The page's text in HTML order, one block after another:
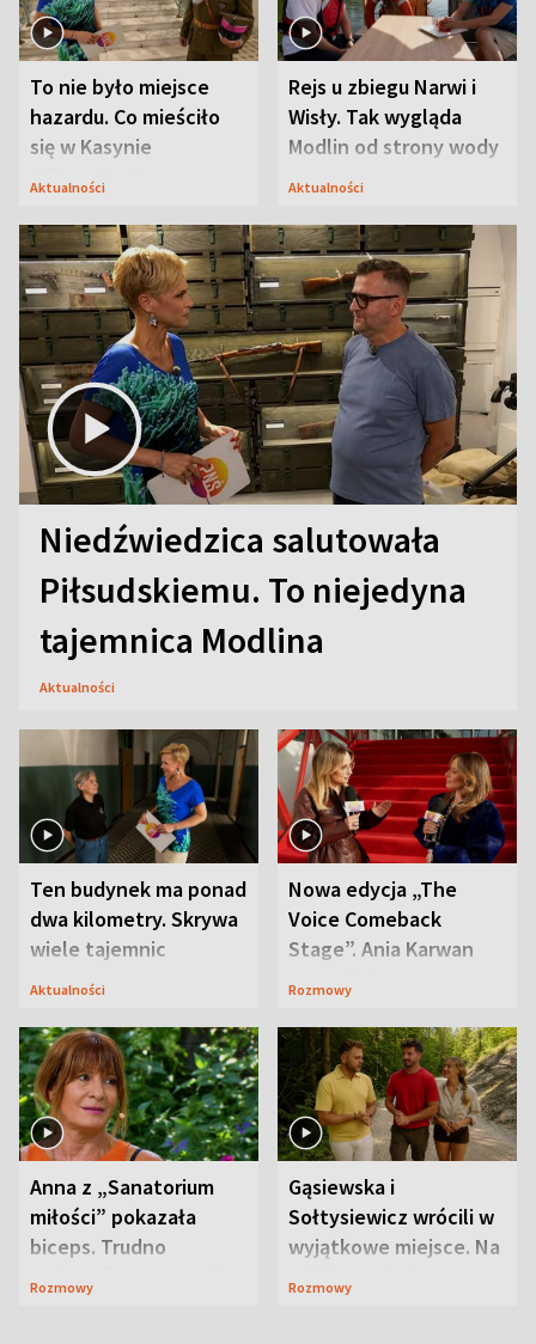
To nie było miejsce
hazardu. Co mieściło
się w Kasynie
Oficerskim?
Aktualności
Rejs u zbiegu Narwi i
Wisły. Tak wygląda
Modlin od strony wody
Aktualności
Niedźwiedzica salutowała
Piłsudskiemu. To niejedyna
tajemnica Modlina
Aktualności
Ten budynek ma ponad
dwa kilometry. Skrywa
wiele tajemnic
Aktualności
Nowa edycja „The
Voice Comeback
Stage”. Ania Karwan
zapowiada
Rozmowy
Anna z „Sanatorium
miłości” pokazała
biceps. Trudno
uwierzyć, co przeszła
Rozmowy
Gąsiewska i
Sołtysiewicz wrócili w
wyjątkowe miejsce. Na
szlaku czekał
Rozmowy